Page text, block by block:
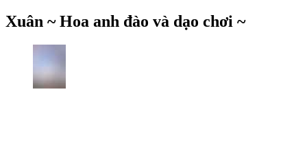
Xuân ~ Hoa anh đào và dạo chơi ~